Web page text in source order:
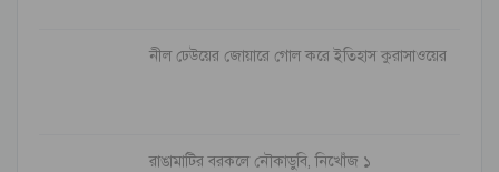
নীল ঢেউয়ের জোয়ারে গোল করে ইতিহাস কুরাসাওয়ের
রাঙামাটির বরকলে নৌকাডুবি, নিখোঁজ ১